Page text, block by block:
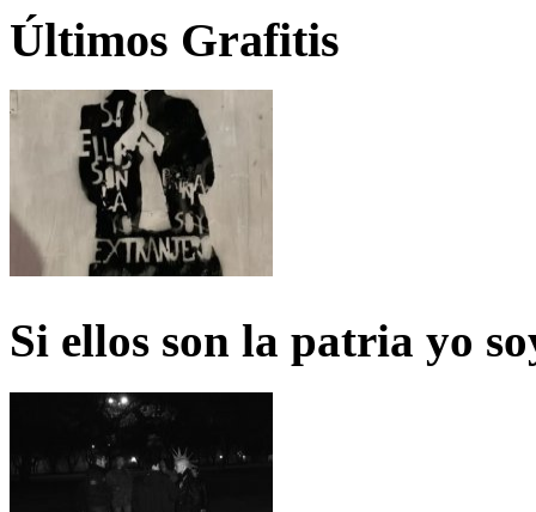
Últimos Grafitis
Si ellos son la patria yo